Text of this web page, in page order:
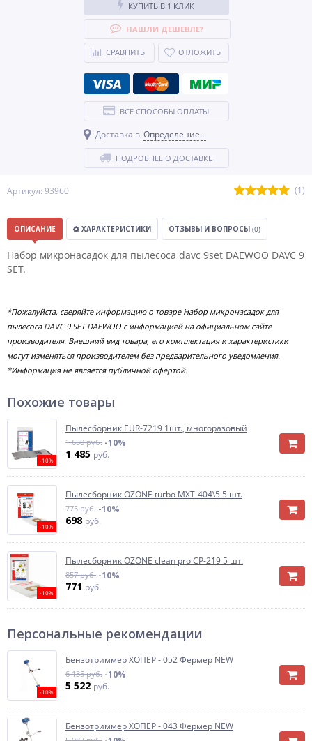
Артикул: 93960 (1)
КУПИТЬ В 1 КЛИК
НАШЛИ ДЕШЕВЛЕ?
СРАВНИТЬ ОТЛОЖИТЬ
ВСЕ СПОСОБЫ ОПЛАТЫ
Доставка в Определение...
ПОДРОБНЕЕ О ДОСТАВКЕ
ОПИСАНИЕ ХАРАКТЕРИСТИКИ ОТЗЫВЫ И ВОПРОСЫ (0)
Набор микронасадок для пылесоса davc 9set DAEWOO DAVC 9
SET.
*Пожалуйста, сверяйте информацию о товаре Набор микронасадок для
пылесоса DAVC 9 SET DAEWOO с информацией на официальном сайте
производителя. Внешний вид товара, его комплектация и характеристики
могут изменяться производителем без предварительного уведомления.
*Информация не является публичной офертой.
Похожие товары
-10%
Пылесборник EUR-7219 1шт., многоразовый
1 650 руб. -10%
1 485 руб.
-10%
Пылесборник OZONE turbo MXT-404\5 5 шт.
775 руб. -10%
698 руб.
-10%
Пылесборник OZONE clean pro CP-219 5 шт.
857 руб. -10%
771 руб.
Персональные рекомендации
-10%
Бензотриммер ХОПЕР - 052 Фермер NEW
6 135 руб. -10%
5 522 руб.
Бензотриммер ХОПЕР - 043 Фермер NEW